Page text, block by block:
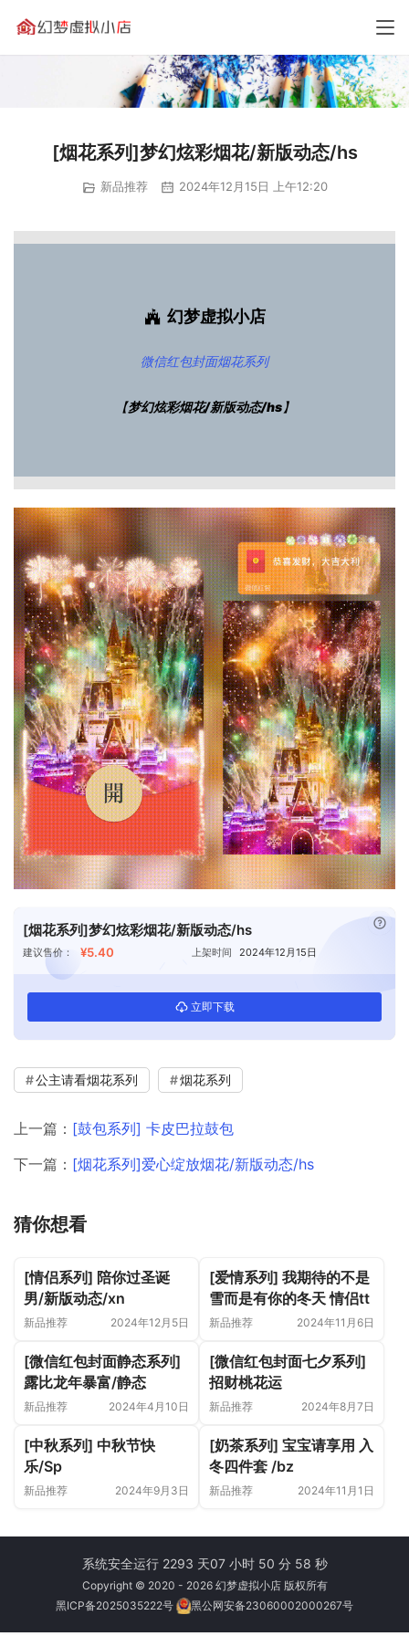
[烟花系列]梦幻炫彩烟花/新版动态/hs
新品推荐 2024年12月15日 上午12:20
幻梦虚拟小店
微信红包封面烟花系列
【梦幻炫彩烟花/新版动态/hs】
[烟花系列]梦幻炫彩烟花/新版动态/hs
建议售价： ¥5.40 上架时间 2024年12月15日
立即下载
已
公主请看烟花系列 烟花系列
上一篇： [鼓包系列] 卡皮巴拉鼓包
下一篇： [烟花系列]爱心绽放烟花/新版动态/hs
猜你想看
[情侣系列] 陪你过圣诞
男/新版动态/xn
新品推荐 2024年12月5日
[爱情系列] 我期待的不是
雪而是有你的冬天 情侣tt
新品推荐 2024年11月6日
[微信红包封面静态系列]
露比龙年暴富/静态
新品推荐 2024年4月10日
[微信红包封面七夕系列]
招财桃花运
新品推荐 2024年8月7日
[中秋系列] 中秋节快
乐/Sp
新品推荐 2024年9月3日
[奶茶系列] 宝宝请享用 入
冬四件套 /bz
新品推荐 2024年11月1日
系统安全运行 2293 天07 小时 50 分 58 秒
Copyright © 2020 - 2026 幻梦虚拟小店 版权所有
黑ICP备2025035222号
黑公网安备23060002000267号